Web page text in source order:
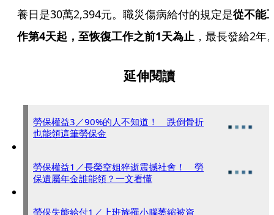
養日是30萬2,394元。職災傷病給付的規定是從不能
作第4天起，至恢復工作之前1天為止 ，最長發給2年
延伸閱讀
勞保權益3／90%的人不知道！ 跌倒骨折
也能領這筆勞保金
勞保權益1／長榮空姐猝逝震撼社會！ 勞
保遺屬年金誰能領？一文看懂
勞保失能給付1／上班族罹小腦萎縮被資